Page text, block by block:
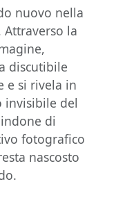
nuovo nella
la
discutibile
e si rivela in
invisibile del
di
fotografico
nascosto